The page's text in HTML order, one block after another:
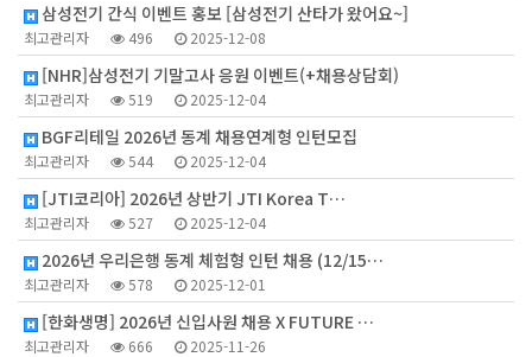
삼성전기 간식 이벤트 홍보 [삼성전기 산타가 왔어요~]
최고관리자 496 2025-12-08
[NHR]삼성전기 기말고사 응원 이벤트(+채용상담회)
최고관리자 519 2025-12-04
BGF리테일 2026년 동계 채용연계형 인턴모집
최고관리자 544 2025-12-04
[JTI코리아] 2026년 상반기 JTI Korea T…
최고관리자 527 2025-12-04
2026년 우리은행 동계 체험형 인턴 채용 (12/15…
최고관리자 578 2025-12-01
[한화생명] 2026년 신입사원 채용 X FUTURE …
최고관리자 666 2025-11-26